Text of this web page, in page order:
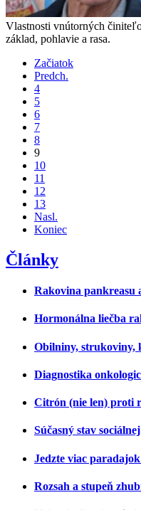
Vlastnosti vnútorných
základ, pohlavie a rasa.
Začiatok
Predch.
4
5
6
7
8
9
10
11
12
13
Nasl.
Koniec
Články
Rakovina pankreasu
Hormonálna liečba
Obilniny, strukoviny,
Diagnostika
Citrón (nie len) proti
Súčasný stav
Jedzte viac
Rozsah a stupeň